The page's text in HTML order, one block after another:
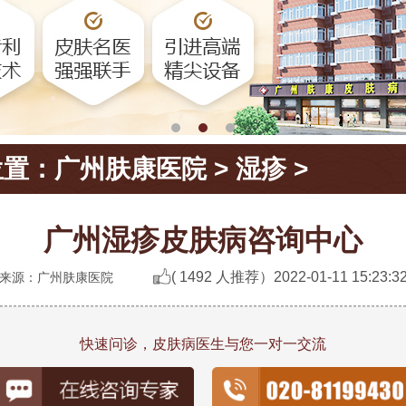
： 广州肤康医院> 湿疹>
广州湿疹皮肤病咨询中心
源：广州肤康医院 ( 1492 人推荐） 2022-01-11
快速问诊，皮肤病医生与您一对一交流